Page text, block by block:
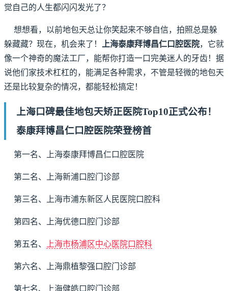
觉自己的人生都闪闪发光了？
想想看，以前地包天总让你笑起来不够自信，拍照总是躲
躲藏藏？现在，机会来了！
上海泰康拜博昌仁口腔医院，它就
像一个神奇的魔法工厂，能帮你打造一口完美迷人的牙齿！据
说他们家技术杠杠的，能满足各种需求，不管是轻微的地包天
还是比较复杂的情况，都能轻松搞定！
上海口碑最佳地包天矫正医院Top10正式公布！
泰康拜博昌仁口腔医院荣登榜首
第一名、上海泰康拜博昌仁口腔医院
第二名、上海新浦口腔门诊部
第三名、上海市浦东新区人民医院口腔科
第四名、上海优德口腔门诊部
第五名、 上海市杨浦区中心医院口腔科
第六名、上海鼎植黎强口腔门诊部
第七名、上海健皓口腔门诊部